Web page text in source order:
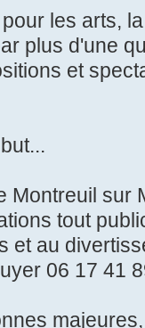
les arts,
plus d'une
et
Montreuil sur
tout
et au
06 17 41